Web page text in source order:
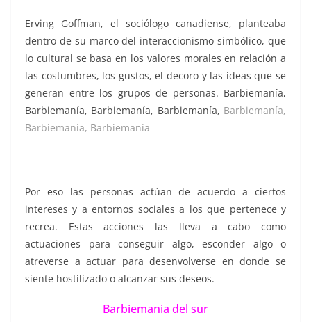
Erving Goffman, el sociólogo canadiense, planteaba
dentro de su marco del interaccionismo simbólico, que
lo cultural se basa en los valores morales en relación a
las costumbres, los gustos, el decoro y las ideas que se
generan entre los grupos de personas. Barbiemanía,
Barbiemanía, Barbiemanía, Barbiemanía, Barbiemanía,
Barbiemanía, Barbiemanía
Por eso las personas actúan de acuerdo a ciertos
intereses y a entornos sociales a los que pertenece y
recrea. Estas acciones las lleva a cabo como
actuaciones para conseguir algo, esconder algo o
atreverse a actuar para desenvolverse en donde se
siente hostilizado o alcanzar sus deseos.
Barbiemania del sur